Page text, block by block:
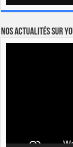
Nos actualités sur